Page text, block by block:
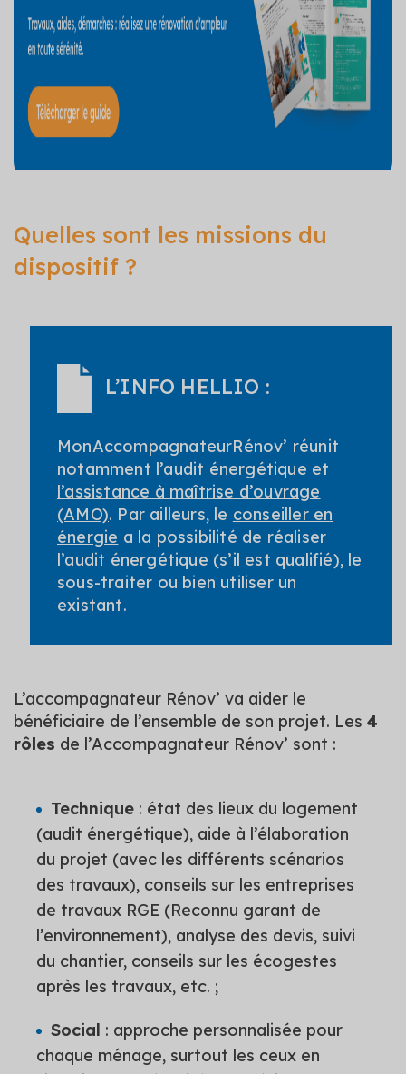
Quelles sont les missions du
dispositif ?
L’INFO HELLIO :
MonAccompagnateurRénov’ réunit
notamment l’audit énergétique et
l’assistance à maîtrise d’ouvrage
(AMO). Par ailleurs, le conseiller en
énergie a la possibilité de réaliser
l’audit énergétique (s’il est qualifié), le
sous-traiter ou bien utiliser un
existant.
L’accompagnateur Rénov’ va aider le
bénéficiaire de l’ensemble de son projet. Les 4
rôles de l’Accompagnateur Rénov’ sont :
Technique : état des lieux du logement
(audit énergétique), aide à l’élaboration
du projet (avec les différents scénarios
des travaux), conseils sur les entreprises
de travaux RGE (Reconnu garant de
l’environnement), analyse des devis, suivi
du chantier, conseils sur les écogestes
après les travaux, etc. ;
Social : approche personnalisée pour
chaque ménage, surtout les ceux en